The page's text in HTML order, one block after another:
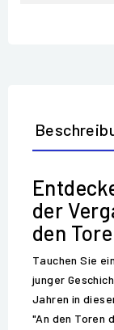
der
den
Tauchen Sie
junger
Jahren in
"An den Toren